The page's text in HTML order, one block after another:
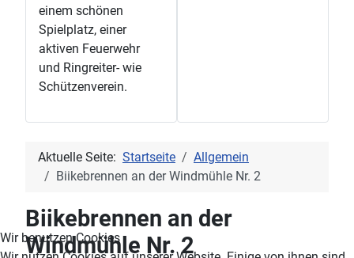
einem schönen
Spielplatz, einer
aktiven Feuerwehr
und Ringreiter- wie
Schützenverein.
Aktuelle Seite: Startseite
Allgemein
Biikebrennen an der Windmühle Nr. 2
Biikebrennen an der
Windmühle Nr. 2
Wir benutzen Cookies